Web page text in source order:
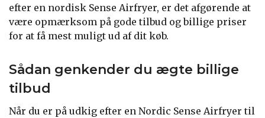
efter en nordisk Sense Airfryer, er det afgørende at
være opmærksom på gode tilbud og billige priser
for at få mest muligt ud af dit køb.
Sådan genkender du ægte billige
tilbud
Når du er på udkig efter en Nordic Sense Airfryer til